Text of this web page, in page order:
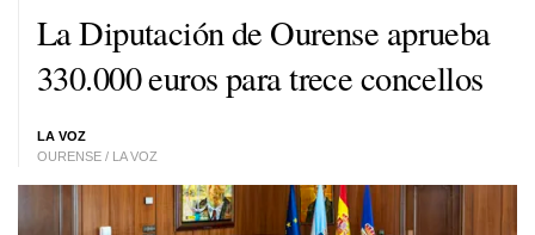
La Diputación de Ourense aprueba
330.000 euros para trece concellos
LA VOZ
OURENSE / LA VOZ